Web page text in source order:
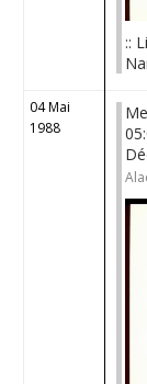
::
04 Mai
1988